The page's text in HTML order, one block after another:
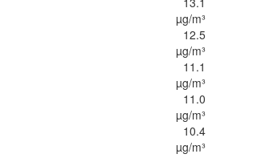
µg/m³
12.5
µg/m³
11.1
µg/m³
11.0
µg/m³
10.4
µg/m³